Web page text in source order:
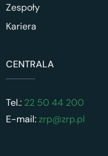
Zespoły
Kariera
CENTRALA
Tel.: 22 50 44 200
E-mail:zrp@zrp.pl